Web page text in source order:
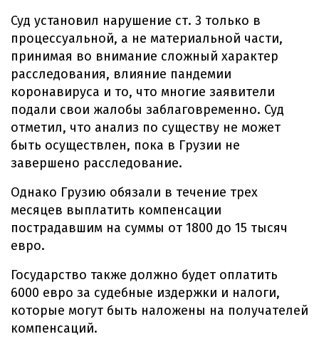
Суд установил нарушение ст. 3 только в
процессуальной, а не материальной части,
принимая во внимание сложный характер
расследования, влияние пандемии
коронавируса и то, что многие заявители
подали свои жалобы заблаговременно. Суд
отметил, что анализ по существу не может
быть осуществлен, пока в Грузии не
завершено расследование.
Однако Грузию обязали в течение трех
месяцев выплатить компенсации
пострадавшим на суммы от 1800 до 15 тысяч
евро.
Государство также должно будет оплатить
6000 евро за судебные издержки и налоги,
которые могут быть наложены на получателей
компенсаций.